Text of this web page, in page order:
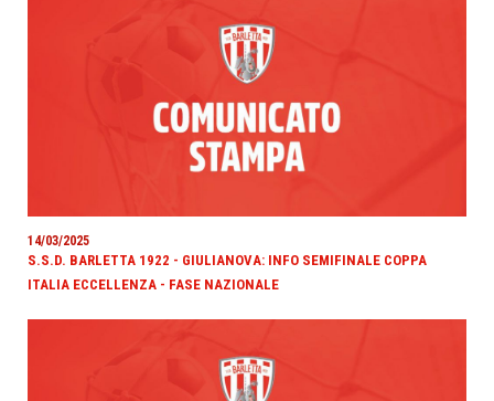
14/03/2025
S.S.D. BARLETTA 1922 - GIULIANOVA: INFO SEMIFINALE COPPA
ITALIA ECCELLENZA - FASE NAZIONALE